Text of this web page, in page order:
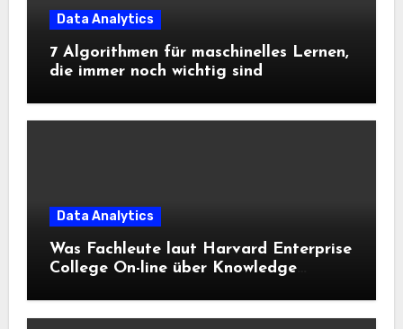
Data Analytics
7 Algorithmen für maschinelles Lernen,
die immer noch wichtig sind
Data Analytics
Was Fachleute laut Harvard Enterprise
College On-line über Knowledge